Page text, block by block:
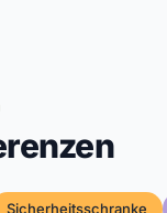
Sicherheitsschranke